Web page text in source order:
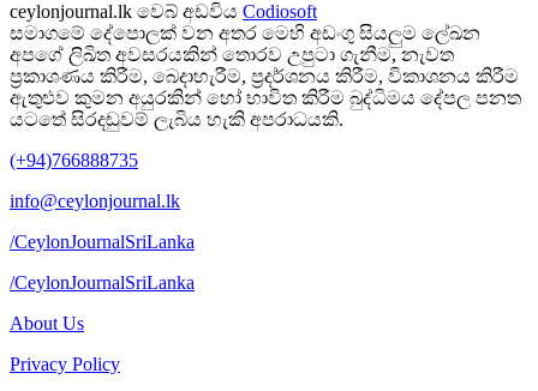
ceylonjournal.lk වෙබ් අඩවිය Codiosoft
සමාගමේ දේපොලක් වන අතර මෙහි අඩංගු සියලුම ලේඛන
අපගේ ලිඛිත අවසරයකින් තොරව උපුටා ගැනීම, නැවත
ප්‍රකාශණය කිරීම, බෙදාහැරීම, ප්‍රදර්ශනය කිරීම, විකාශනය කිරීම
ඇතුළුව කුමන අයුරකින් හෝ භාවිත කිරීම බුද්ධිමය දේපල පනත
යටතේ සිරදඬුවම් ලැබිය හැකි අපරාධයකි.
(+94)766888735
info@ceylonjournal.lk
/CeylonJournalSriLanka
/CeylonJournalSriLanka
About Us
Privacy Policy